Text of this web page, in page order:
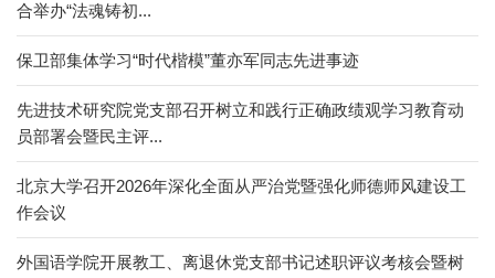
合举办“法魂铸初...
保卫部集体学习“时代楷模”董亦军同志先进事迹
先进技术研究院党支部召开树立和践行正确政绩观学习教育动
员部署会暨民主评...
北京大学召开2026年深化全面从严治党暨强化师德师风建设工
作会议
外国语学院开展教工、离退休党支部书记述职评议考核会暨树